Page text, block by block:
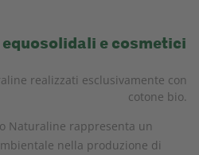
e cosmetici
Naturaline rappresenta un
nella produzione di